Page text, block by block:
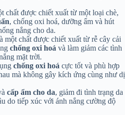
chất được chiết xuất từ một loại chè,
, chống oxi hoá, dưỡng ẩm và hút
nắng cho da.
một chất được chiết xuất từ rễ cây cải
chống oxi hoá và làm giảm các tình
mặt trời.
chống oxi hoá cực tốt và phù hợp
mà không gây kích ứng cùng như dị
cấp ẩm cho da, giảm đi tình trạng da
do tiếp xúc với ánh nắng cường độ